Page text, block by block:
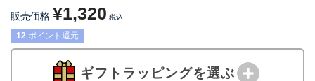
販売価格 ¥1,320 税込
12 ポイント還元
ギフトラッピングを選ぶ